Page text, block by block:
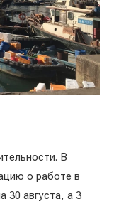
В
о работе в
30 августа, а 3